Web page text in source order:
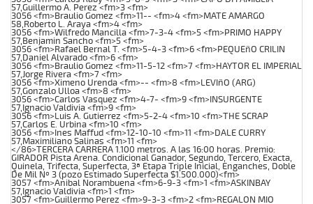
57,Guillermo A. Perez <fm>3 <fm>
3056 <fm>Braulio Gomez <fm>11-- <fm>4 <fm>MATE AMARGO
58,Roberto L. Araya <fm>4 <fm>
3056 <fm>Wilfredo Mancilla <fm>7-3-4 <fm>5 <fm>PRIMO HAPPY
57,Benjamin Sancho <fm>5 <fm>
3056 <fm>Rafael Bernal T. <fm>5-4-3 <fm>6 <fm>PEQUEñO CRILIN
57,Daniel Alvarado <fm>6 <fm>
3056 <fm>Braulio Gomez <fm>11-5-12 <fm>7 <fm>HAYTOR EL IMPERIAL
57,Jorge Rivera <fm>7 <fm>
3056 <fm>Ximeno Urenda <fm>-- <fm>8 <fm>LEVIñO (ARG)
57,Gonzalo Ulloa <fm>8 <fm>
3056 <fm>Carlos Vasquez <fm>4-7- <fm>9 <fm>INSURGENTE
57,Ignacio Valdivia <fm>9 <fm>
3056 <fm>Luis A. Gutierrez <fm>5-2-4 <fm>10 <fm>THE SCRAP
57,Carlos E. Urbina <fm>10 <fm>
3056 <fm>Ines Maffud <fm>12-10-10 <fm>11 <fm>DALE CURRY
57,Maximiliano Salinas <fm>11 <fm>
</86>TERCERA CARRERA 1.100 metros. A las 16:00 horas. Premio:
GIRADOR Pista Arena. Condicional Ganador, Segundo, Tercero, Exacta,
Quinela, Trifecta, Superfecta, 3ª Etapa Triple Inicial, Enganches, Doble
De Mil Nº 3 (pozo Estimado Superfecta $1.500.000)<fm>
3057 <fm>Anibal Norambuena <fm>6-9-3 <fm>1 <fm>ASKINBAY
57,Ignacio Valdivia <fm>1 <fm>
3057 <fm>Guillermo Perez <fm>9-3-3 <fm>2 <fm>REGALON MIO